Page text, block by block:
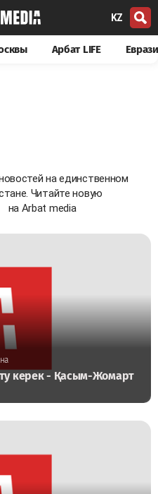
KZ
Арбат LIFE
на единственном
Читайте новую
на Arbat media
керек - Қасым-Жомарт